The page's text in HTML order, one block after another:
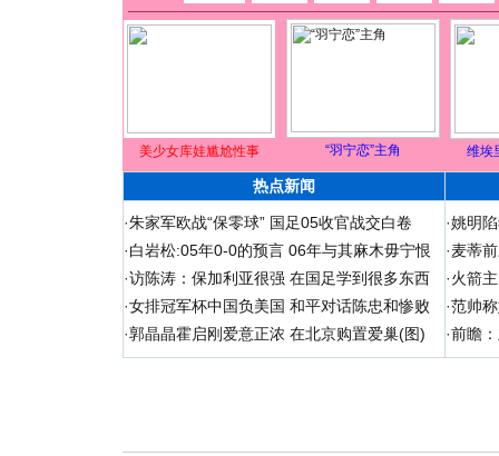
美少女库娃尴尬性事 “羽宁恋”主角 维埃
热点新闻
·朱家军欧战“保零球” 国足05收官战交白卷
·白岩松:05年0-0的预言 06年与其麻木毋宁恨
·访陈涛：保加利亚很强 在国足学到很多东西
·女排冠军杯中国负美国 和平对话陈忠和惨败
·郭晶晶霍启刚爱意正浓 在北京购置爱巢(图)
·姚明
·麦蒂
·火箭
·范帅
·前瞻